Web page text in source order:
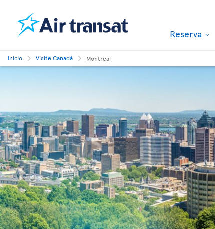
Reserva
Inicio Visite Canadá Montreal